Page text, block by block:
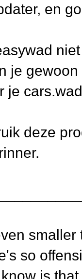
en
je
je
deze
smaller
so
is